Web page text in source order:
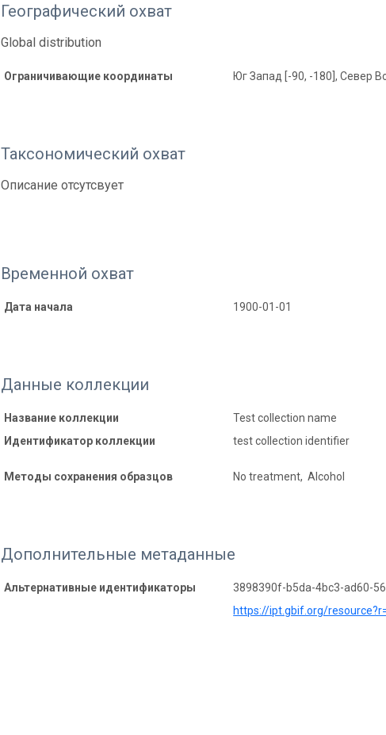
Географический охват
Global distribution
Ограничивающие координаты Юг Запад [-90, -180], Север
Таксономический охват
Описание отсутсвует
Временной охват
Дата начала 1900-01-01
Данные коллекции
Название коллекции
Test collection name
Идентификатор коллекции
test collection identifier
Методы сохранения образцов No treatment, Alcohol
Дополнительные метаданные
Альтернативные идентификаторы
3898390f-b5da-4bc3-ad60-
https://ipt.gbif.org/